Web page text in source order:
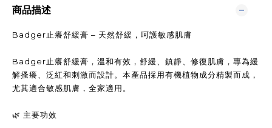
商品描述
Badger止癢舒緩膏 – 天然舒緩，呵護敏感肌膚
Badger止癢舒緩膏，溫和有效，舒緩、鎮靜、修復肌膚，專為緩
解搔癢、泛紅和刺激而設計。本產品採用有機植物成分精製而成，
尤其適合敏感肌膚，全家適用。
🌿 主要功效